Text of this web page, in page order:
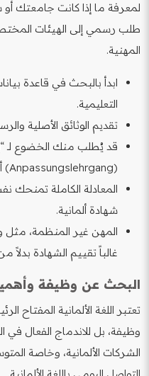
لمعرفة ما إذا كانت جامعتك
طلب رسمي إلى الهيئات
المهنية.
التعليمية.
تقديم الوثائق الأصلية
قد يُطلب منك الخضوع لـ
(Anpassungslehrgang) أو اختبار معرفي.
المعادلة الكاملة
شهادة ألمانية.
المهن غير المنظمة، مثل
غالباً تقييم الشهادة بدلاً
البحث عن وظيفة وأهمية
تعتبر اللغة الألمانية
وظيفة، بل للاندماج الفعال